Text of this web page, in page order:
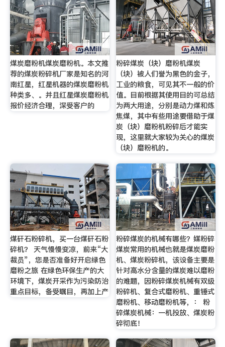
煤炭磨粉机煤炭磨粉机。本文推
荐的煤炭粉碎机厂家是知名的河
南红星，红星机器的煤炭磨粉机
种类多、。并且红星煤炭磨粉机
报价经济合理，深受客户的
粉碎煤炭（块）磨粉机煤炭
（块）被人们誉为黑色的金子，
工业的粮食，可见其不一般的价
值。目前根据其使用目的可总结
为两大用途，分别是动力煤和炼
焦煤，其中有些用途要借助于煤
炭（块）磨粉机粉碎后才能实
现，这里就大家较为关心的煤炭
（块）磨粉机的。
煤矸石粉碎机，买一台煤矸石粉
碎机？ 天气慢慢变凉，前来“大
裁员”，您是否准备好开启绿色
磨粉之旅 在绿色环保生产的大
环境下，煤炭开采作为污染防治
重点目标，备受瞩目，再加上产
粉碎煤炭的机械有哪些？媒粉碎
煤炭常用的机械也就是煤炭磨粉
机、煤炭粉碎机，该设备主要是
针对高水分含量的煤炭难以磨粉
的难题，因粉碎煤炭机械有双级
粉碎机、复合式磨粉机、重锤式
磨粉机、移动磨粉机等，： 粉
碎煤炭机械：一机投放、煤炭粉
碎彻底！